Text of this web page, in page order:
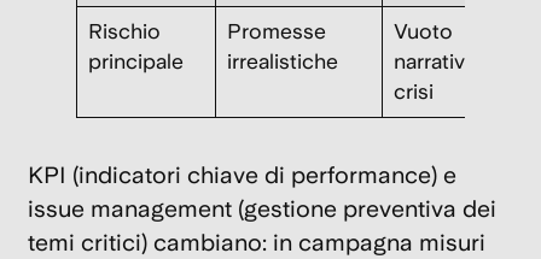
Rischio
principale
Promesse
irrealistiche
Vuoto
narrativo e
crisi
KPI (indicatori chiave di performance) e
issue management (gestione preventiva dei
temi critici) cambiano: in campagna misuri